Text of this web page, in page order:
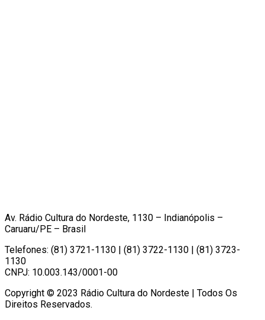
Av. Rádio Cultura do Nordeste, 1130 – Indianópolis –
Caruaru/PE – Brasil
Telefones: (81) 3721-1130 | (81) 3722-1130 | (81) 3723-
1130
CNPJ: 10.003.143/0001-00
Copyright © 2023 Rádio Cultura do Nordeste | Todos Os
Direitos Reservados.